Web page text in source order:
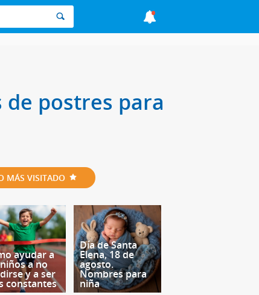
postres para
MÁS VISITADO
ayudar a
a no
y a ser
constantes
Día de Santa
Elena, 18 de
agosto.
Nombres para
niña